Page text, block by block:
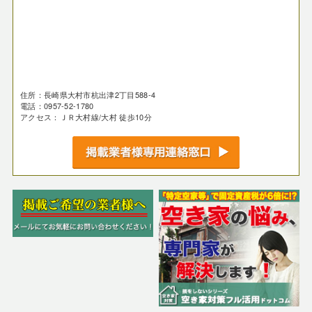
住所：長崎県大村市杭出津2丁目588-4
電話：0957-52-1780
アクセス：ＪＲ大村線/大村 徒歩10分